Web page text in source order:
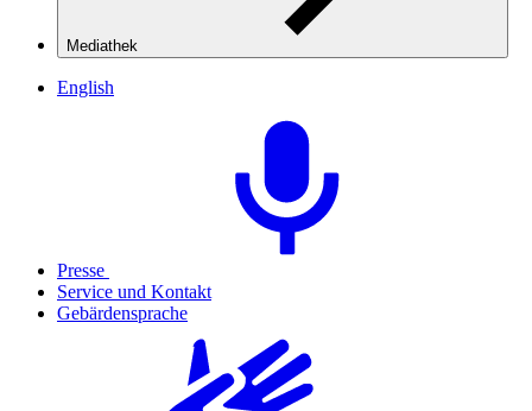
Mediathek
English
Presse
Service und Kontakt
Gebärdensprache